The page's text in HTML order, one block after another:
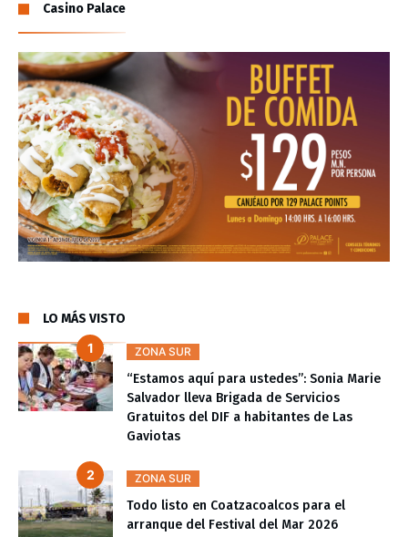
Casino Palace
LO MÁS VISTO
ZONA SUR
“Estamos aquí para ustedes”: Sonia Marie
Salvador lleva Brigada de Servicios
Gratuitos del DIF a habitantes de Las
Gaviotas
ZONA SUR
Todo listo en Coatzacoalcos para el
arranque del Festival del Mar 2026